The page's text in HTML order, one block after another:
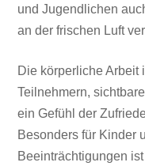
und Jugendlichen
an der frischen Luft
Die körperliche Arbeit
Teilnehmern,
ein Gefühl der
Besonders für Kinder
Beeinträchtigungen